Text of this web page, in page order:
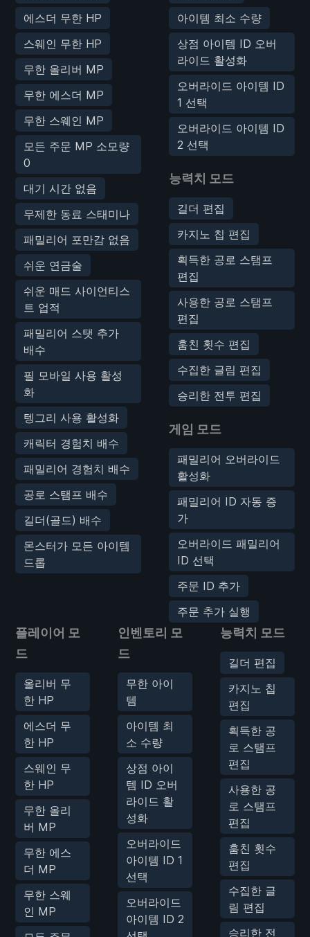
에스더 무한 HP
스웨인 무한 HP
무한 올리버 MP
무한 에스더 MP
무한 스웨인 MP
모든 주문 MP 소모량
0
대기 시간 없음
무제한 동료 스태미나
패밀리어 포만감 없음
쉬운 연금술
쉬운 매드 사이언티스
트 업적
패밀리어 스탯 추가
배수
필 모바일 사용 활성
화
텡그리 사용 활성화
캐릭터 경험치 배수
패밀리어 경험치 배수
공로 스탬프 배수
길더(골드) 배수
몬스터가 모든 아이템
드롭
아이템 최소 수량
상점 아이템 ID 오버
라이드 활성화
오버라이드 아이템 ID
1 선택
오버라이드 아이템 ID
2 선택
능력치 모드
길더 편집
카지노 칩 편집
획득한 공로 스탬프
편집
사용한 공로 스탬프
편집
훔친 횟수 편집
수집한 글림 편집
승리한 전투 편집
게임 모드
패밀리어 오버라이드
활성화
패밀리어 ID 자동 증
가
오버라이드 패밀리어
ID 선택
주문 ID 추가
주문 추가 실행
플레이어 모
드
올리버 무
한 HP
에스더 무
한 HP
스웨인 무
한 HP
무한 올리
버 MP
무한 에스
더 MP
무한 스웨
인 MP
인벤토리 모
드
무한 아이
템
아이템 최
소 수량
상점 아이
템 ID 오버
라이드 활
성화
오버라이드
아이템 ID 1
선택
오버라이드
아이템 ID 2
능력치 모드
길더 편집
카지노 칩
편집
획득한 공
로 스탬프
편집
사용한 공
로 스탬프
편집
훔친 횟수
편집
수집한 글
림 편집
승리한 전